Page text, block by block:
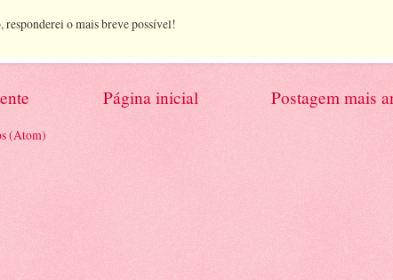
responderei o mais breve possível!
Postagem mais
Página inicial
(Atom)